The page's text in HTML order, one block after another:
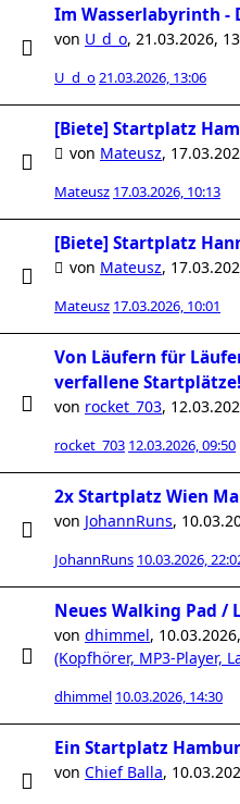
Im Wasserlabyrinth -
von U_d_o, 21.03.2026,
U_d_o21.03.2026, 13:06
[Biete] Startplatz
von Mateusz,
Mateusz 17.03.2026, 10:13
[Biete] Startplatz
von Mateusz,
Mateusz 17.03.2026, 10:01
Von Läufern für
verfallene Startplätze!
von rocket_703,
rocket_703 12.03.2026, 09:50
2x Startplatz Wien
von JohannRuns,
JohannRuns 10.03.2026,
Neues Walking Pad /
von dhimmel,
(Kopfhörer, MP3-Player,
dhimmel 10.03.2026, 14:30
Ein Startplatz
von Chief Balla,